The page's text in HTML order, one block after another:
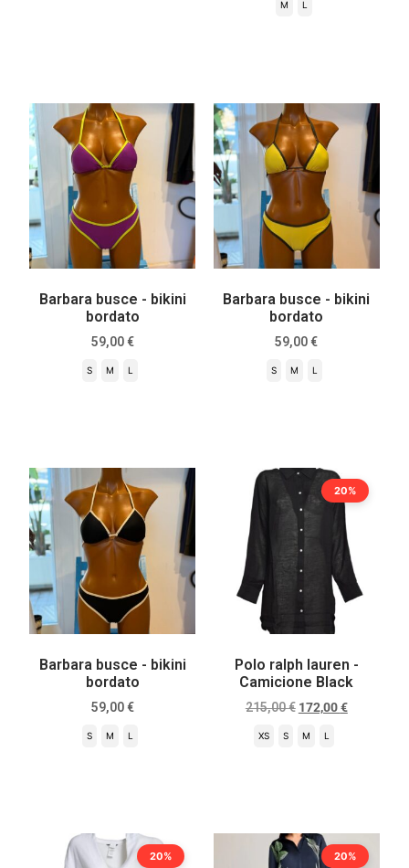
M L
Barbara busce - bikini
bordato
59,00 €
S M L
Barbara busce - bikini
bordato
59,00 €
S M L
Barbara busce - bikini
bordato
59,00 €
S M L
20%
Polo ralph lauren -
Camicione Black
215,00€ 172,00€
XS S M L
20% 20%